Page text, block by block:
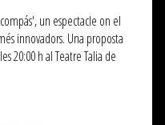
un espectacle on el
innovadors. Una proposta
20:00 h al Teatre Talia de